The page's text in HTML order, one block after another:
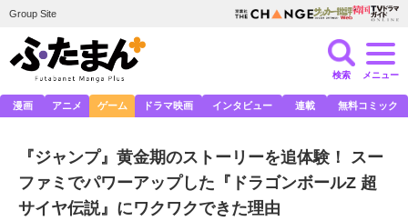
Group Site
検索 メニュー
漫画 アニメ ゲーム ドラマ映画 インタビュー 連載 無料コミック
『ジャンプ』黄金期のストーリーを追体験！ スー
ファミでパワーアップした『ドラゴンボールZ 超
サイヤ伝説』にワクワクできた理由